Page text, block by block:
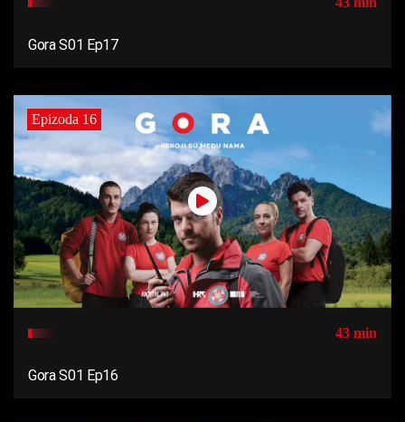
Gora S01 Ep17
Epizoda 16
43 min
Gora S01 Ep16